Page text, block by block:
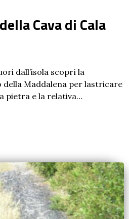
Cava di Cala
dall’isola scoprì la
Maddalena per lastricare
pietra e la relativa…